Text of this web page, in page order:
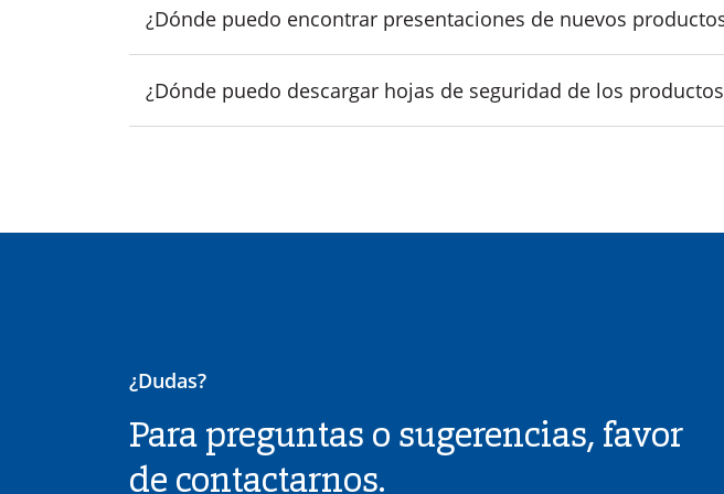
¿Dónde puedo encontrar presentaciones de nuevos
¿Dónde puedo descargar hojas de seguridad de los
¿Dudas?
Para preguntas o sugerencias, favor
de contactarnos.